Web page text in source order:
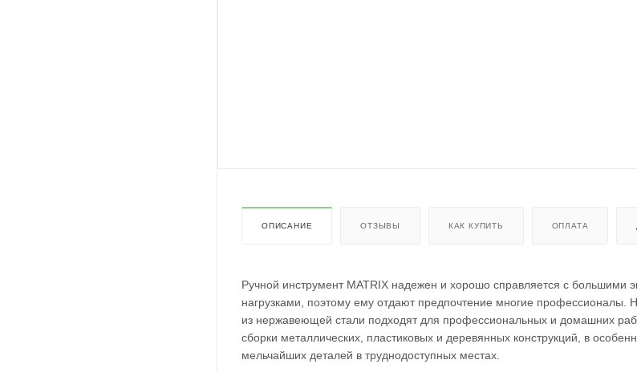
ОПИСАНИЕ ОТЗЫВЫ КАК КУПИТЬ ОПЛАТА
Ручной инструмент MATRIX надежен и хорошо справляется с большими
нагрузками, поэтому ему отдают предпочтение многие профессионалы.
из нержавеющей стали подходят для профессиональных и домашних
сборки металлических, пластиковых и деревянных конструкций, в
мельчайших деталей в труднодоступных местах.